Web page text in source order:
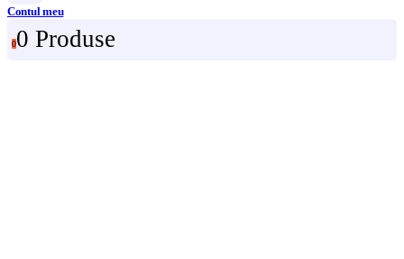
Contul meu
00 Produse